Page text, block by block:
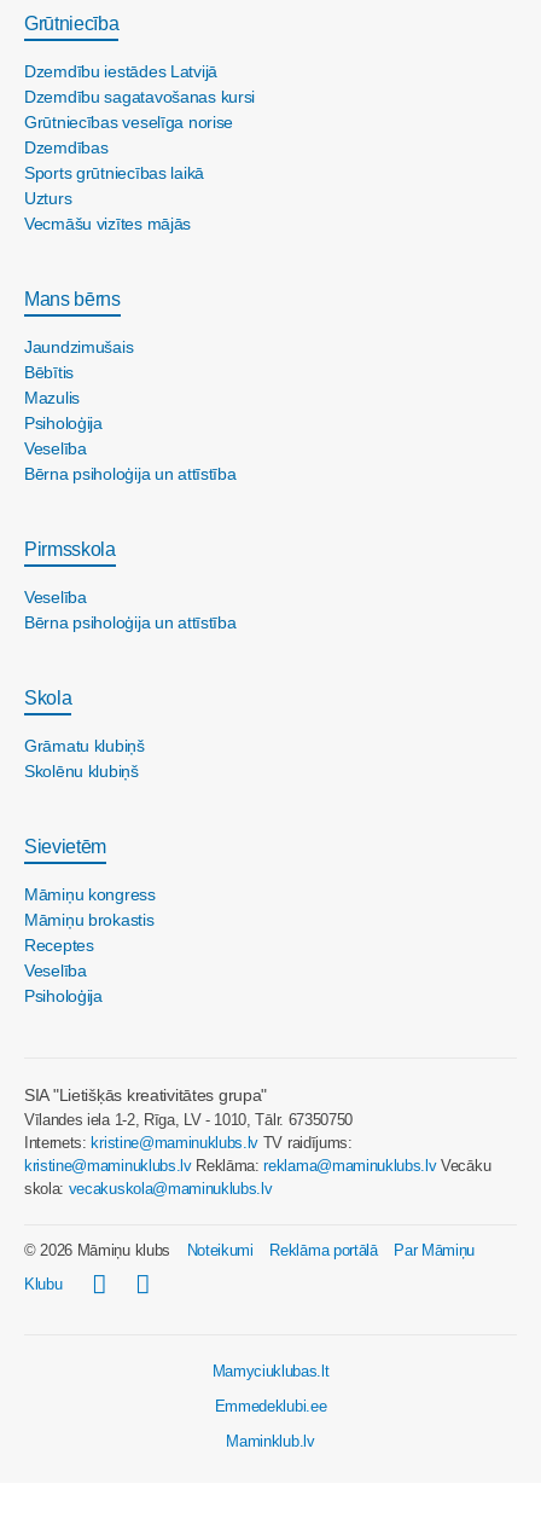
Grūtniecība
Dzemdību iestādes Latvijā
Dzemdību sagatavošanas kursi
Grūtniecības veselīga norise
Dzemdības
Sports grūtniecības laikā
Uzturs
Vecmāšu vizītes mājās
Mans bērns
Jaundzimušais
Bēbītis
Mazulis
Psiholoģija
Veselība
Bērna psiholoģija un attīstība
Pirmsskola
Veselība
Bērna psiholoģija un attīstība
Skola
Grāmatu klubiņš
Skolēnu klubiņš
Sievietēm
Māmiņu kongress
Māmiņu brokastis
Receptes
Veselība
Psiholoģija
SIA "Lietišķās kreativitātes grupa"
Vīlandes iela 1-2, Rīga, LV - 1010, Tālr. 67350750
Internets: kristine@maminuklubs.lv TV raidījums:
kristine@maminuklubs.lvReklāma:reklama@maminuklubs.lvVecāku
skola: vecakuskola@maminuklubs.lv
© 2026 Māmiņu klubs Noteikumi Reklāma portālā
Par Māmiņu
Klubu
Mamyciuklubas.lt
Emmedeklubi.ee
Maminklub.lv